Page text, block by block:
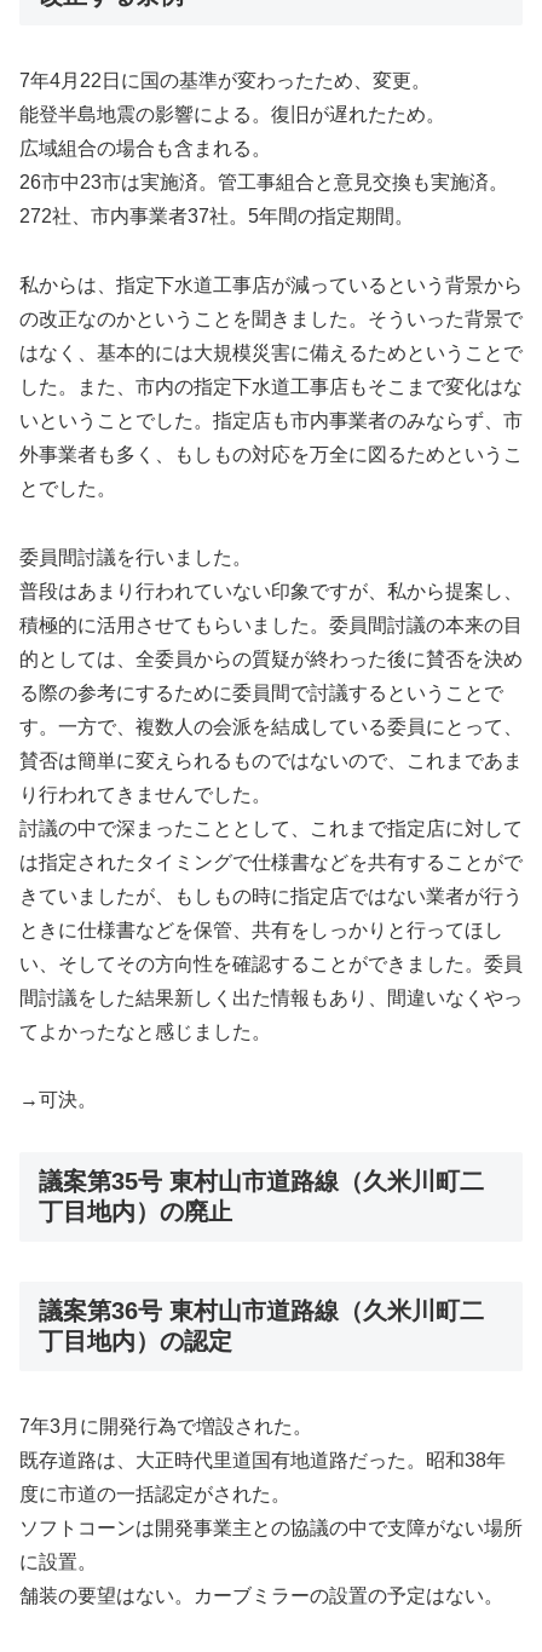
7年4月22日に国の基準が変わったため、変更。
能登半島地震の影響による。復旧が遅れたため。
広域組合の場合も含まれる。
26市中23市は実施済。管工事組合と意見交換も実施済。
272社、市内事業者37社。5年間の指定期間。
私からは、指定下水道工事店が減っているという背景から
の改正なのかということを聞きました。そういった背景で
はなく、基本的には大規模災害に備えるためということで
した。また、市内の指定下水道工事店もそこまで変化はな
いということでした。指定店も市内事業者のみならず、市
外事業者も多く、もしもの対応を万全に図るためというこ
とでした。
委員間討議を行いました。
普段はあまり行われていない印象ですが、私から提案し、
積極的に活用させてもらいました。委員間討議の本来の目
的としては、全委員からの質疑が終わった後に賛否を決め
る際の参考にするために委員間で討議するということで
す。一方で、複数人の会派を結成している委員にとって、
賛否は簡単に変えられるものではないので、これまであま
り行われてきませんでした。
討議の中で深まったこととして、これまで指定店に対して
は指定されたタイミングで仕様書などを共有することがで
きていましたが、もしもの時に指定店ではない業者が行う
ときに仕様書などを保管、共有をしっかりと行ってほし
い、そしてその方向性を確認することができました。委員
間討議をした結果新しく出た情報もあり、間違いなくやっ
てよかったなと感じました。
→可決。
議案第35号 東村山市道路線（久米川町二
丁目地内）の廃止
議案第36号 東村山市道路線（久米川町二
丁目地内）の認定
7年3月に開発行為で増設された。
既存道路は、大正時代里道国有地道路だった。昭和38年
度に市道の一括認定がされた。
ソフトコーンは開発事業主との協議の中で支障がない場所
に設置。
舗装の要望はない。カーブミラーの設置の予定はない。